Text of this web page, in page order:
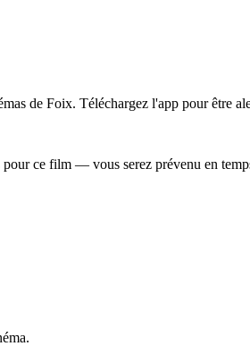
de Foix. Téléchargez l'app pour être
ce film — vous serez prévenu en